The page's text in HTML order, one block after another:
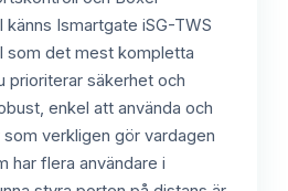
Ismartgate iSG-TWS
som det mest kompletta
prioriterar säkerhet och
enkel att använda och
verkligen gör vardagen
har flera användare i